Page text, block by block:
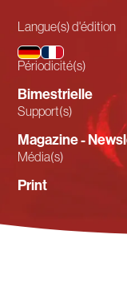
Langue(s) d'édition
Périodicité(s)
Bimestrielle
Support(s)
Magazine -
Média(s)
Print